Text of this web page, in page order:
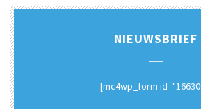
NIEUWSBRIEF
[mc4wp_form